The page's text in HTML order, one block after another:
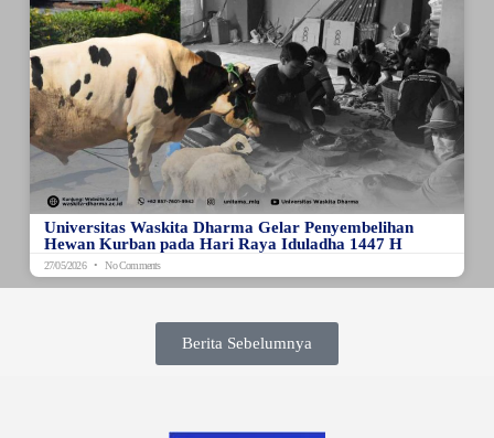
Universitas Waskita Dharma Gelar Penyembelihan
Hewan Kurban pada Hari Raya Iduladha 1447 H
27/05/2026 No Comments
Berita Sebelumnya